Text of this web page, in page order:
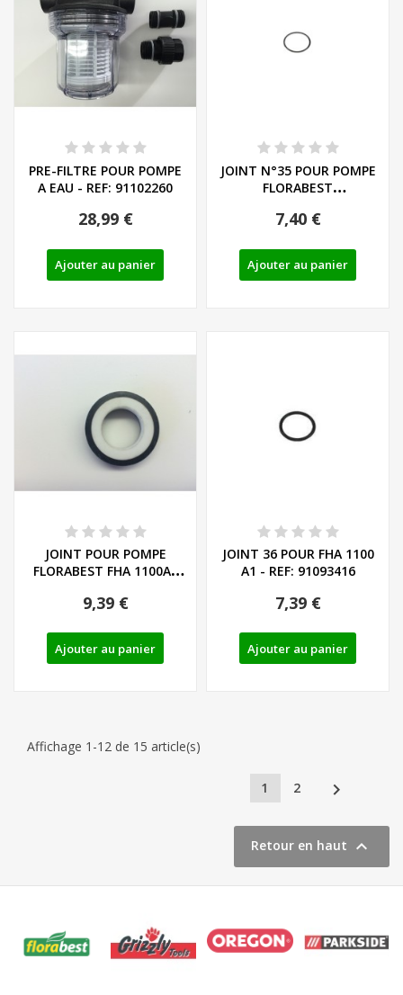
PRE-FILTRE POUR POMPE
A EAU - REF: 91102260
28,99 €
Ajouter au panier
JOINT N°35 POUR POMPE
FLORABEST
7,40 €
Ajouter au panier
JOINT POUR POMPE
FLORABEST FHA 1100A1
9,39 €
Ajouter au panier
JOINT 36 POUR FHA 1100
A1 - REF: 91093416
7,39 €
Ajouter au panier
Affichage 1-12 de 15 article(s)
1 2 
Retour en haut 